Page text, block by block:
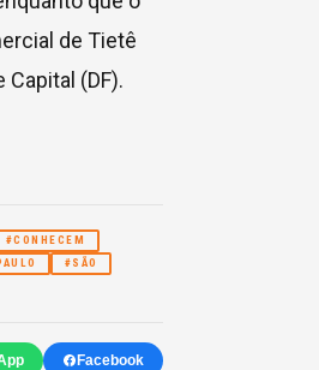
de Tietê
Capital (DF).
#CONHECEM
#SÃO
Facebook